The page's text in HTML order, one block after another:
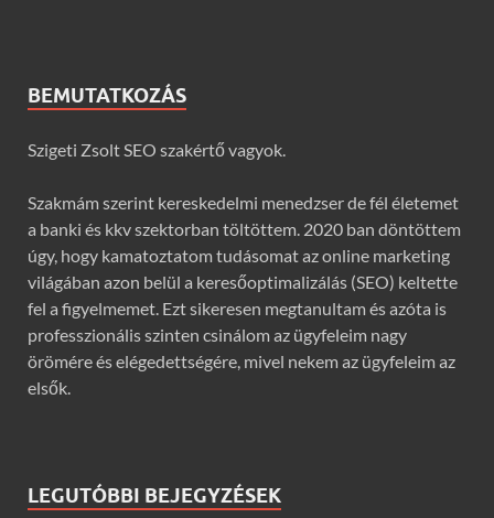
BEMUTATKOZÁS
Szigeti Zsolt SEO szakértő vagyok.
Szakmám szerint kereskedelmi menedzser de fél életemet
a banki és kkv szektorban töltöttem. 2020 ban döntöttem
úgy, hogy kamatoztatom tudásomat az online marketing
világában azon belül a keresőoptimalizálás (SEO) keltette
fel a figyelmemet. Ezt sikeresen megtanultam és azóta is
professzionális szinten csinálom az ügyfeleim nagy
örömére és elégedettségére, mivel nekem az ügyfeleim az
elsők.
LEGUTÓBBI BEJEGYZÉSEK